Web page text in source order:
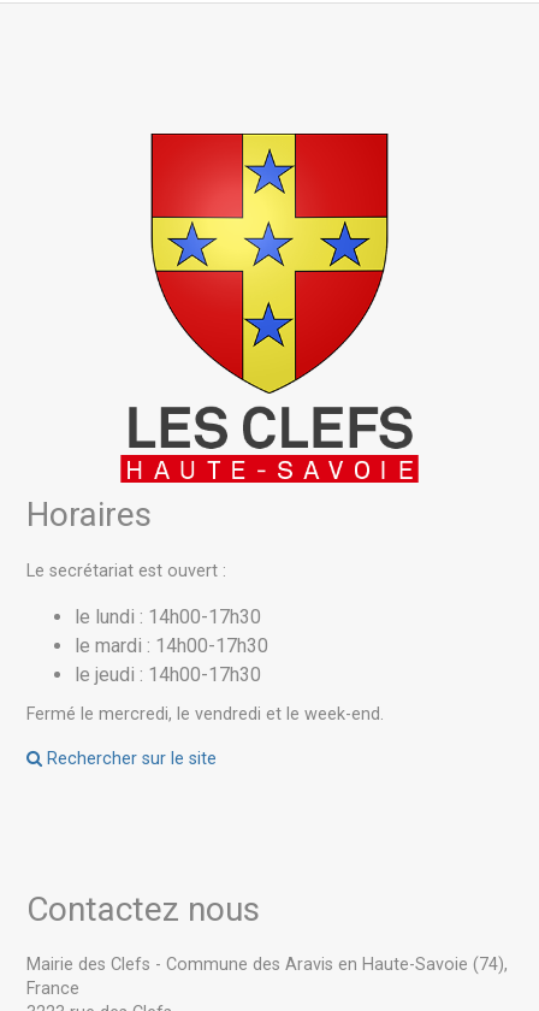
Horaires
Le secrétariat est ouvert :
le lundi : 14h00-17h30
le mardi : 14h00-17h30
le jeudi : 14h00-17h30
Fermé le mercredi, le vendredi et le week-end.
Rechercher sur le site
Contactez nous
Mairie des Clefs - Commune des Aravis en Haute-Savoie (74),
France